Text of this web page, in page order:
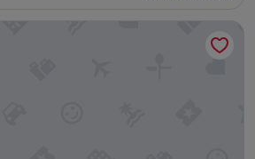
de
257 €